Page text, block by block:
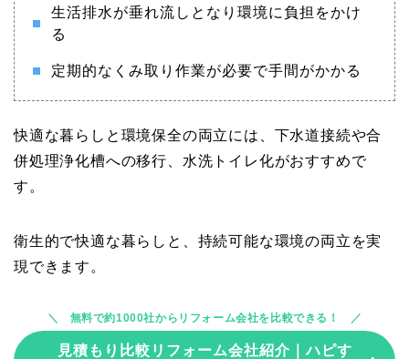
生活排水が垂れ流しとなり環境に負担をかけ
る
定期的なくみ取り作業が必要で手間がかかる
快適な暮らしと環境保全の両立には、下水道接続や合
併処理浄化槽への移行、水洗トイレ化がおすすめで
す。
衛生的で快適な暮らしと、持続可能な環境の両立を実
現できます。
無料で約1000社からリフォーム会社を比較できる！
見積もり比較リフォーム会社紹介｜ハピす